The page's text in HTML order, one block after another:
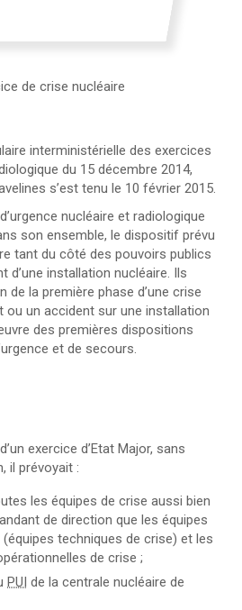
de crise nucléaire
interministérielle des exercices
du 15 décembre 2014,
s’est tenu le 10 février 2015.
nucléaire et radiologique
son ensemble, le dispositif prévu
tant du côté des pouvoirs publics
d’une installation nucléaire. Ils
de la première phase d’une crise
ou un accident sur une installation
des premières dispositions
et de secours.
exercice d’Etat Major, sans
il prévoyait :
les équipes de crise aussi bien
de direction que les équipes
(équipes techniques de crise) et les
de crise ;
PUI de la centrale nucléaire de